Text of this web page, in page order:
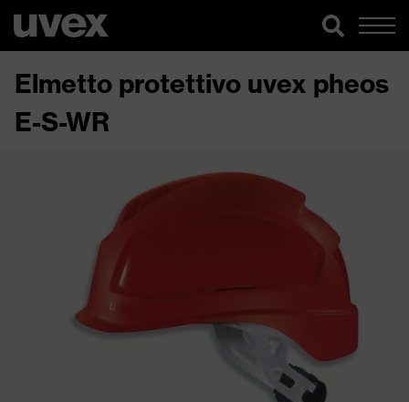
Elmetto protettivo uvex pheos
E-S-WR